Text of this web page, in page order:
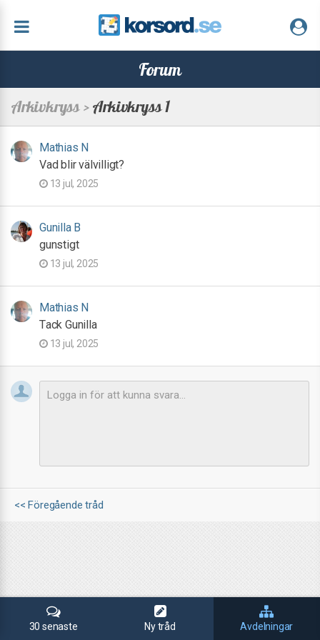
Forum
Arkivkryss >Arkivkryss 1
Mathias N
Vad blir välvilligt?
13 jul, 2025
Gunilla B
gunstigt
13 jul, 2025
Mathias N
Tack Gunilla
13 jul, 2025
<< Föregående tråd
30 senaste Ny tråd Avdelningar